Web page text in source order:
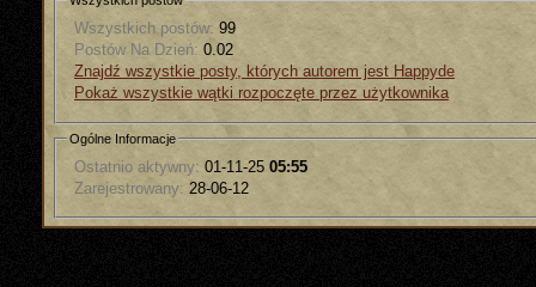
Wszystkich postów: 99
Postów Na Dzień: 0.02
Znajdź wszystkie posty, których autorem jest Happyde
Pokaż wszystkie wątki rozpoczęte przez użytkownika
Ogólne Informacje
Ostatnio aktywny: 01-11-25 05:55
Zarejestrowany: 28-06-12